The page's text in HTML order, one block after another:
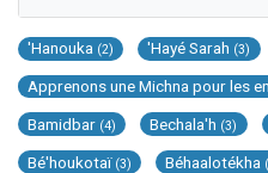
'Hanouka (2) 'Hayé Sarah (3)
Apprenons une Michna pour les
Bamidbar (4) Bechala'h (3)
Bé'houkotaï (3) Béhaalotékha